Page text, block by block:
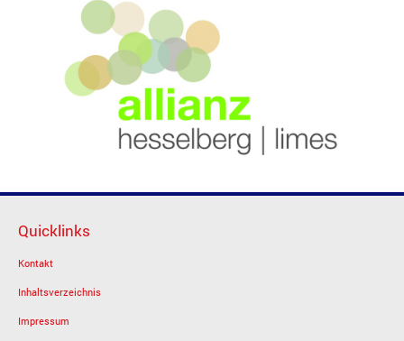
Quicklinks
Kontakt
Inhaltsverzeichnis
Impressum